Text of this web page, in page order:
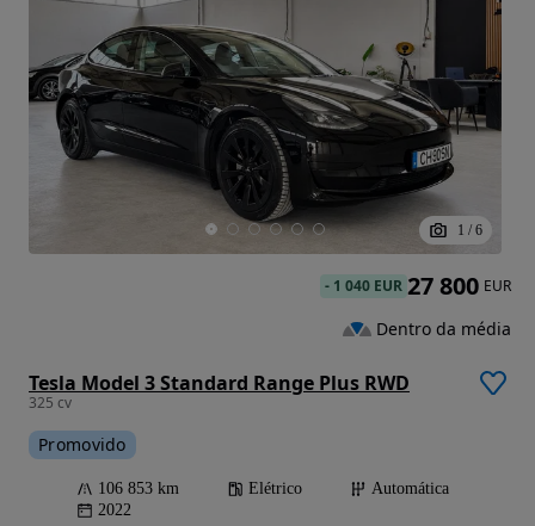
1 / 6
Tesla Model 3 Standard Range Plus RWD
325 cv
Promovido
106 853 km Elétrico
Automática
2022
- 1 040 EUR 27 800 EUR
Dentro da média